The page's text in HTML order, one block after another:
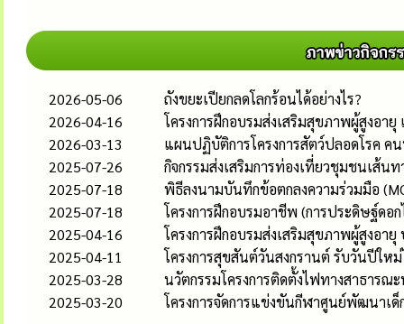
2026-05-06
ถังขยะเปียกลดโลกร้อนได้อย่างไร?
2026-04-16
โครงการฝึกอบรมส่งเสริมสุขภาพผู้สูงอ
2026-03-13
แผนปฏิบัติการโครงการสัตว์ปลอดโรค
2025-07-26
กิจกรรมส่งเสริมการท่องเที่ยวชุมชนเส้
2025-07-18
พิธีลงนามบันทึกข้อตกลงความร่วมมือ
2025-07-18
โครงการฝึกอบรมอาชีพ (การประดิษฐ์ดอ
2025-04-16
โครงการฝึกอบรมส่งเสริมสุขภาพผู้สูงอา
2025-04-11
โครงการสุขสันต์วันสงกรานต์ รับวันปีให
2025-03-28
นวัตกรรมโครงการติดตั้งไฟทางสาธารณ
2025-03-20
โครงการจัดการแข่งขันกีฬาศูนย์พัฒนาเ